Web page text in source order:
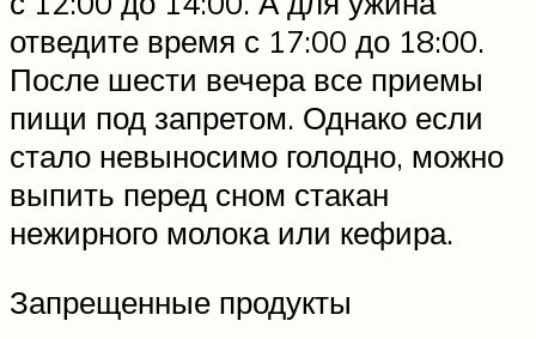
отведите время с 17:00 до 18:00.
После шести вечера все приемы
пищи под запретом. Однако если
стало невыносимо голодно, можно
выпить перед сном стакан
нежирного молока или кефира.
Запрещенные продукты